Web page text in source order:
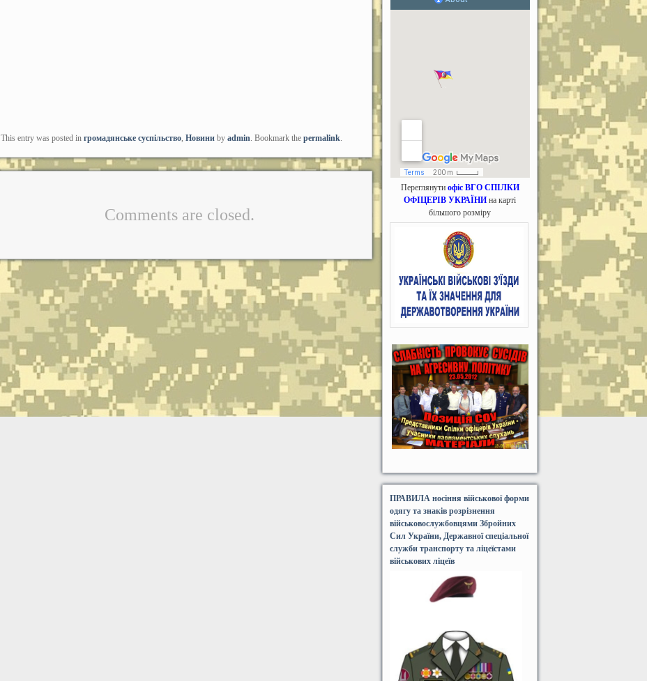
This entry was posted in громадянське суспільство, Новиниby admin. Bookmark the permalink.
Comments are closed.
Переглянути офіс ВГО СПІЛКИ
ОФІЦЕРІВ УКРАЇНИ на карті
більшого розміру
ПРАВИЛА носіння військової форми
одягу та знаків розрізнення
військовослужбовцями Збройних
Сил України, Державної спеціальної
служби транспорту та ліцеїстами
військових ліцеїв